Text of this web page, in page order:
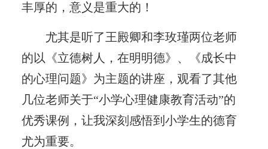
丰厚的，意义是重大的！
尤其是听了王殿卿和李玫瑾两位老师
的以《立德树人，在明明德》、《成长中
的心理问题》为主题的讲座，观看了其他
几位老师关于“小学心理健康教育活动”的
优秀课例，让我深刻感悟到小学生的德育
尤为重要。